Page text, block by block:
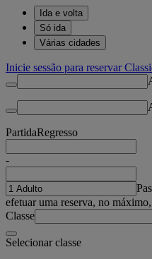
Ida e volta
Só ida
Várias cidades
Inicie sessão para reservar
PartidaRegresso
-
efetuar uma reserva, no
Classe
Selecionar classe